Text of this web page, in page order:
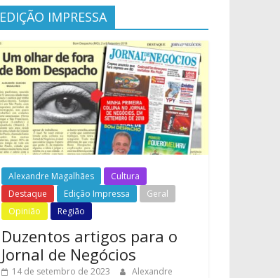
EDIÇÃO IMPRESSA
Alexandre Magalhães
Cultura
Destaque
Edição Impressa
Geral
Opinião
Região
Duzentos artigos para o
Jornal de Negócios
14 de setembro de 2023
Alexandre